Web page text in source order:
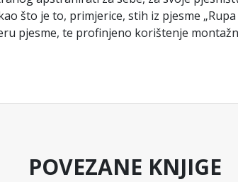
što je to, primjerice, stih iz pjesme
pjesme, te profinjeno korištenje
POVEZANE KNJIGE